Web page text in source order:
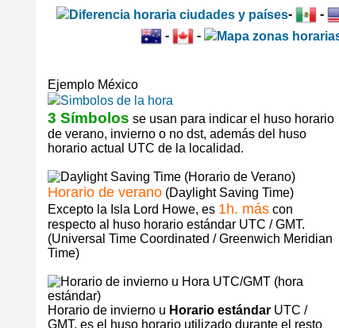
- -
-
-
Ejemplo México
3 Símbolos se usan para indicar el huso horario
de verano, invierno o no dst, además del huso
horario actual UTC de la localidad.
Horario de verano (Daylight Saving Time)
Excepto la Isla Lord Howe, es 1h. más con
respecto al huso horario estándar UTC / GMT.
(Universal Time Coordinated / Greenwich Meridian
Time)
Horario de invierno u Horario estándar UTC /
GMT, es el huso horario utilizado durante el resto